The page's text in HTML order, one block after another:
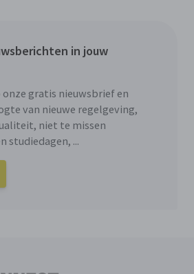
in jouw
onze gratis nieuwsbrief en
van nieuwe regelgeving,
niet te missen
studiedagen, ...